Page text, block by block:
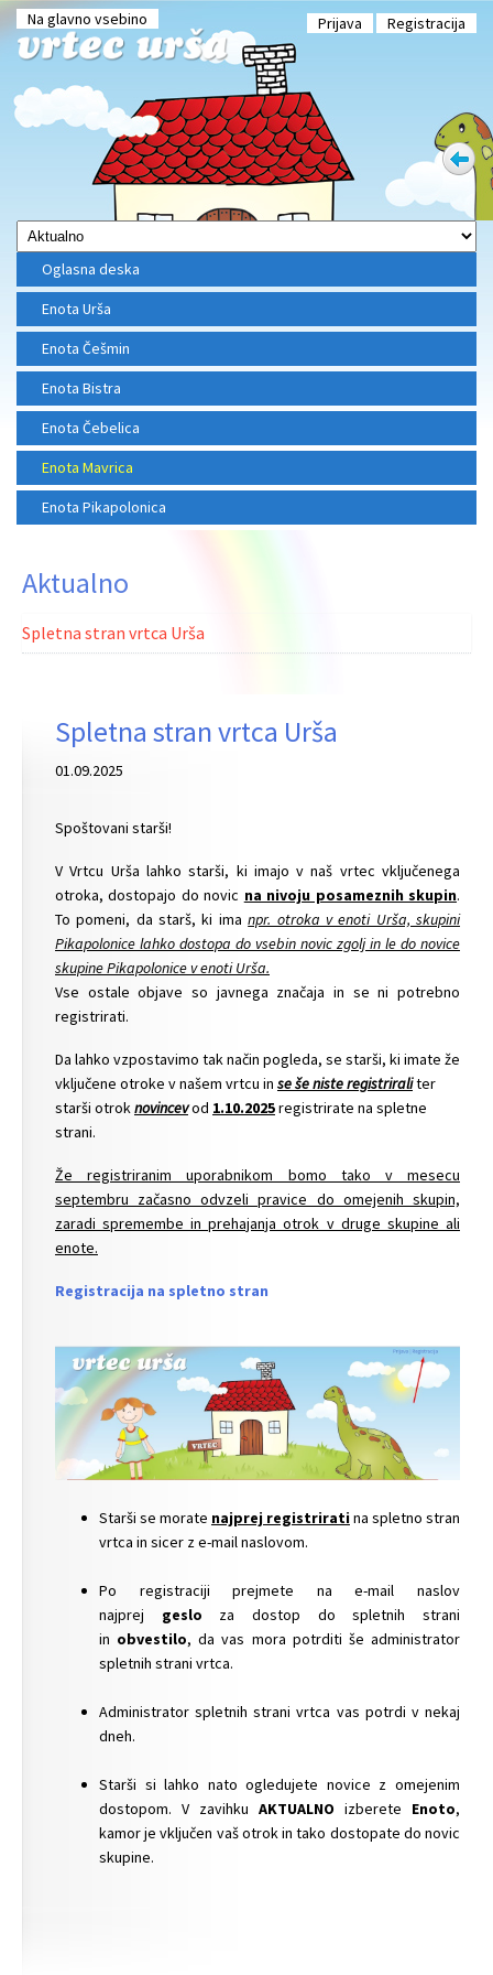
Na glavno vsebino Prijava Registracija
Oglasna deska
Enota Urša
Enota Češmin
Enota Bistra
Enota Čebelica
Enota Mavrica
Enota Pikapolonica
Aktualno
Spletna stran vrtca Urša
Spletna stran vrtca Urša
01.09.2025
Spoštovani starši!
V Vrtcu Urša lahko starši, ki imajo v naš vrtec vključenega
otroka, dostopajo do novic na nivoju posameznih skupin.
To pomeni, da starš, ki imanpr. otroka v enoti Urša, skupini
Pikapolonice lahko dostopa do vsebin novic zgolj in le do novice
skupine Pikapolonice v enoti Urša.
Vse ostale objave so javnega značaja in se ni potrebno
registrirati.
Da lahko vzpostavimo tak način pogleda, se starši, ki imate že
vključene otroke v našem vrtcu in se še niste registriraliter
starši otroknovincevod 1.10.2025registrirate na spletne
strani.
Že registriranim uporabnikom bomo tako v mesecu
septembru začasno odvzeli pravice do omejenih skupin,
zaradi spremembe in prehajanja otrok v druge skupine ali
enote.
Registracija na spletno stran
Starši se morate najprej registriratina spletno stran
vrtca in sicer z e-mail naslovom.
Po registraciji prejmete na e-mail naslov
najprej geslo za dostop do spletnih strani
in obvestilo, da vas mora potrditi še administrator
spletnih strani vrtca.
Administrator spletnih strani vrtca vas potrdi v nekaj
dneh.
Starši si lahko nato ogledujete novice z omejenim
dostopom. V zavihku AKTUALNO izberete Enoto,
kamor je vključen vaš otrok in tako dostopate do novic
skupine.